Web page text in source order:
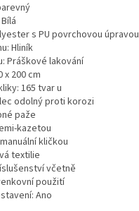
s PU povrchovou úpravou
Hliník
Práškové lakování
x 200 cm
165 tvar u
odolný proti korozi
paže
kazetou
kličkou
textilie
včetně
použití
Ano